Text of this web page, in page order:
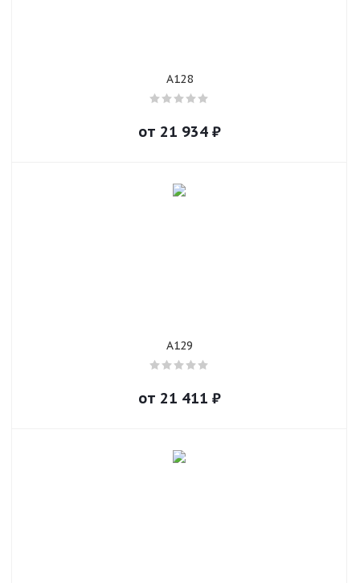
A128
от 21 934₽
A129
от 21 411 ₽